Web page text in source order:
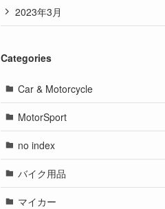
2023年3月
Categories
Car & Motorcycle
MotorSport
no index
バイク用品
マイカー